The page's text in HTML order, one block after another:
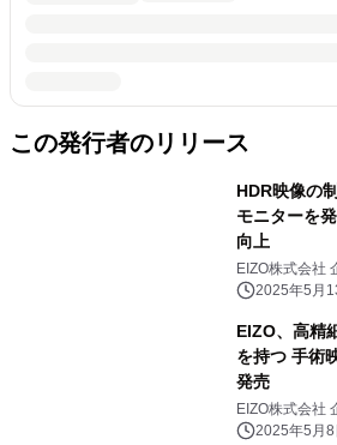
この発行者のリリース
HDR映像の
モニターを
向上
EIZO株式会社
ニケーション課
2025年5月
EIZO、高精
を持つ 手術
発売
EIZO株式会社
ニケーション課
2025年5月